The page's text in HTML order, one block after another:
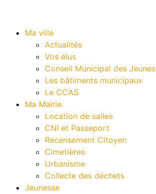
Ma ville
Actualités
Vos élus
Conseil Municipal des Jeunes
Les bâtiments municipaux
Le CCAS
Ma Mairie
Location de salles
CNI et Passeport
Recensement Citoyen
Cimetières
Urbanisme
Collecte des déchets
Jeunesse